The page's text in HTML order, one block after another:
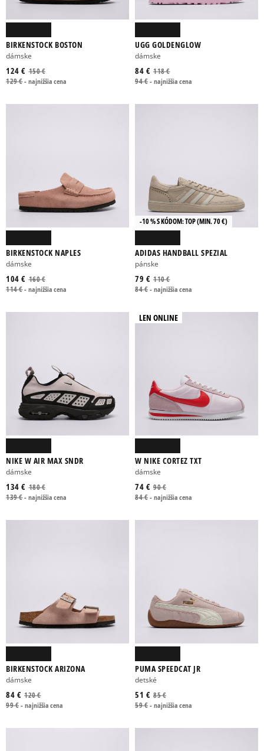
FILTROVAŤ PRODUKTY
BIRKENSTOCK BOSTON
dámske
150 €
124 €
129 €-najnižšia cena
UGG GOLDENGLOW
dámske
118 €
84 €
94 €-najnižšia cena
BIRKENSTOCK NAPLES
dámske
160 €
104 €
114 €-najnižšia cena
-10 % S KÓDOM: TOP (MIN. 70 €)
ADIDAS HANDBALL SPEZIAL
pánske
110 €
79 €
84 €-najnižšia cena
NIKE W AIR MAX SNDR
dámske
180 €
134 €
139 €-najnižšia cena
LEN ONLINE
W NIKE CORTEZ TXT
dámske
90 €
74 €
84 €-najnižšia cena
BIRKENSTOCK ARIZONA
dámske
120 €
84 €
99 €-najnižšia cena
PUMA SPEEDCAT JR
detské
85 €
51 €
59 €-najnižšia cena